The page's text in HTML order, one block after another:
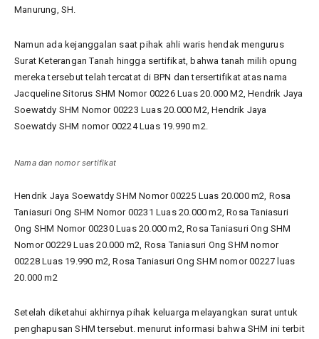
Manurung, SH.
Namun ada kejanggalan saat pihak ahli waris hendak mengurus
Surat Keterangan Tanah hingga sertifikat, bahwa tanah milih opung
mereka tersebut telah tercatat di BPN dan tersertifikat atas nama
Jacqueline Sitorus SHM Nomor 00226 Luas 20.000 M2, Hendrik Jaya
Soewatdy SHM Nomor 00223 Luas 20.000 M2, Hendrik Jaya
Soewatdy SHM nomor 00224 Luas 19.990 m2.
Nama dan nomor sertifikat
Hendrik Jaya Soewatdy SHM Nomor 00225 Luas 20.000 m2, Rosa
Taniasuri Ong SHM Nomor 00231 Luas 20.000 m2, Rosa Taniasuri
Ong SHM Nomor 00230 Luas 20.000 m2, Rosa Taniasuri Ong SHM
Nomor 00229 Luas 20.000 m2, Rosa Taniasuri Ong SHM nomor
00228 Luas 19.990 m2, Rosa Taniasuri Ong SHM nomor 00227 luas
20.000 m2
Setelah diketahui akhirnya pihak keluarga melayangkan surat untuk
penghapusan SHM tersebut. menurut informasi bahwa SHM ini terbit